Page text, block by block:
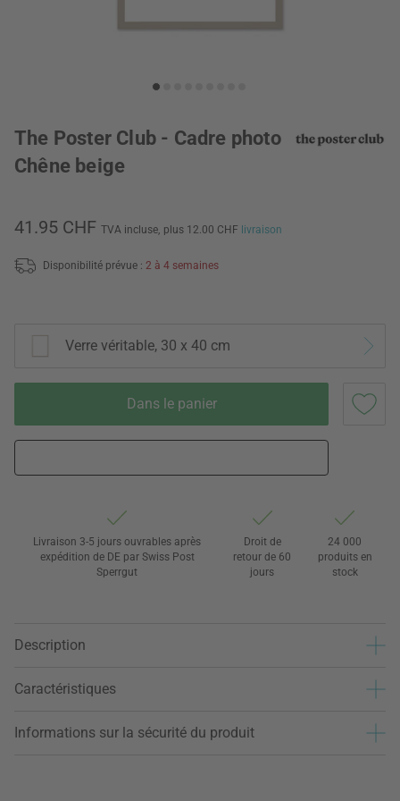
The Poster Club - Cadre photo
Chêne beige
41.95 CHF TVA incluse, plus 12.00 CHF livraison
Disponibilité prévue : 2 à 4 semaines
Verre véritable, 30 x 40 cm
Dans le panier
Livraison 3-5 jours ouvrables après
expédition de DE par Swiss Post
Sperrgut
Droit de
retour de 60
jours
24 000
produits en
stock
Description
Caractéristiques
Informations sur la sécurité du produit